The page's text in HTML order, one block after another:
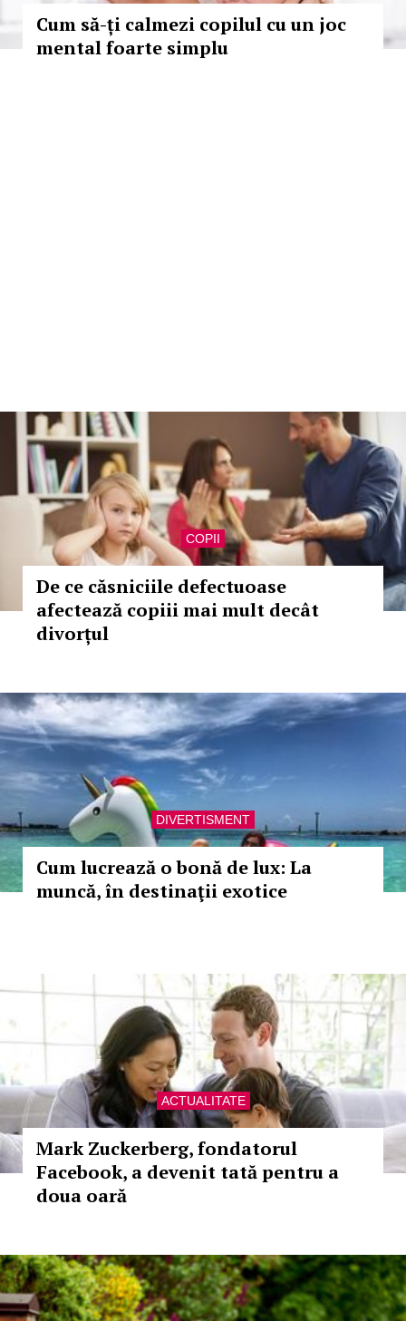
Cum să-ți calmezi copilul cu un joc
mental foarte simplu
COPII
De ce căsniciile defectuoase
afectează copiii mai mult decât
divorțul
DIVERTISMENT
Cum lucrează o bonă de lux: La
muncă, în destinaţii exotice
ACTUALITATE
Mark Zuckerberg, fondatorul
Facebook, a devenit tată pentru a
doua oară